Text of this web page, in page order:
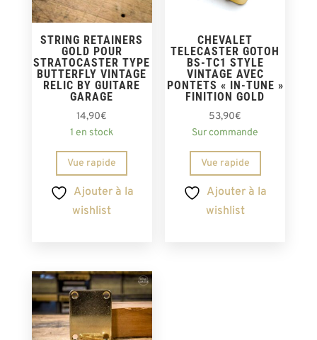
STRING RETAINERS
GOLD POUR
STRATOCASTER TYPE
BUTTERFLY VINTAGE
RELIC BY GUITARE
GARAGE
14,90€
1 en stock
Vue rapide
Ajouter à la
wishlist
CHEVALET
TELECASTER GOTOH
BS-TC1 STYLE
VINTAGE AVEC
PONTETS « IN-TUNE »
FINITION GOLD
53,90€
Sur commande
Vue rapide
Ajouter à la
wishlist